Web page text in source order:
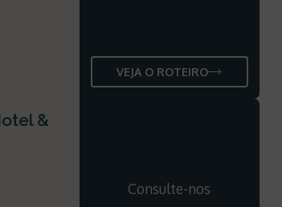
VEJA O ROTEIRO
&
Consulte-nos